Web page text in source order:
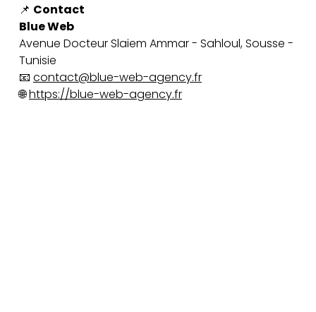
📌 Contact
Blue Web
Avenue Docteur Slaiem Ammar - Sahloul, Sousse -
Tunisie
📧 contact@blue-web-agency.fr
🌐https://blue-web-agency.fr